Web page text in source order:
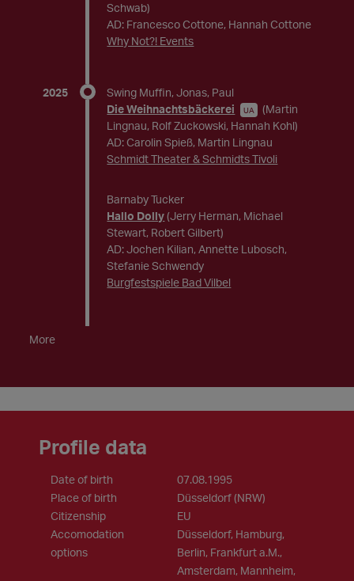
Schwab)
AD: Francesco Cottone, Hannah Cottone
Why Not?! Events
2025
Swing Muffin, Jonas, Paul
Die Weihnachtsbäckerei
UA
(Martin
Lingnau, Rolf Zuckowski, Hannah Kohl)
AD: Carolin Spieß, Martin Lingnau
Schmidt Theater & Schmidts Tivoli
Barnaby Tucker
Hallo Dolly (Jerry Herman, Michael
Stewart, Robert Gilbert)
AD: Jochen Kilian, Annette Lubosch,
Stefanie Schwendy
Burgfestspiele Bad Vilbel
More
Profile data
Date of birth
07.08.1995
Place of birth
Düsseldorf (NRW)
Citizenship
EU
Accomodation
options
Düsseldorf, Hamburg,
Berlin, Frankfurt a.M.,
Amsterdam, Mannheim,